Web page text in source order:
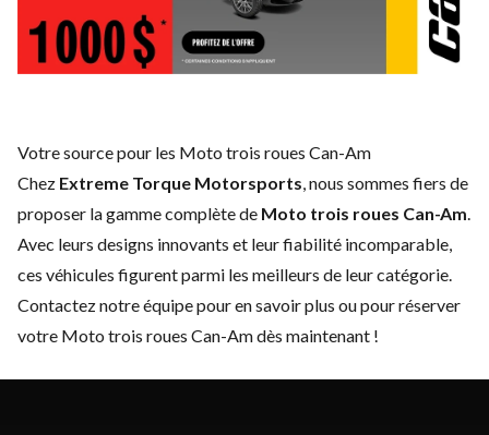
Votre source pour les Moto trois roues Can-Am
Chez Extreme Torque Motorsports, nous sommes fiers de
proposer la gamme complète de Moto trois roues Can-Am.
Avec leurs designs innovants et leur fiabilité incomparable,
ces véhicules figurent parmi les meilleurs de leur catégorie.
Contactez notre équipepour en savoir plus ou pour réserver
votre Moto trois roues Can-Am dès maintenant !